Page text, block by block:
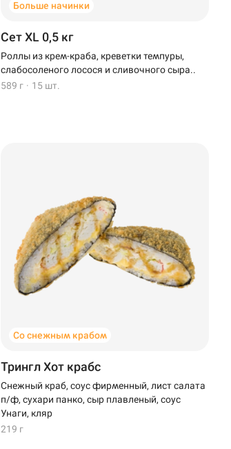
Больше начинки
Сет XL 0,5 кг
Роллы из крем-краба, креветки темпуры,
слабосоленого лосося и сливочного сыра..
589 г · 15 шт.
Со снежным крабом
Трингл Хот крабс
Снежный краб, соус фирменный, лист салата
п/ф, сухари панко, сыр плавленый, соус
Унаги, кляр
219 г